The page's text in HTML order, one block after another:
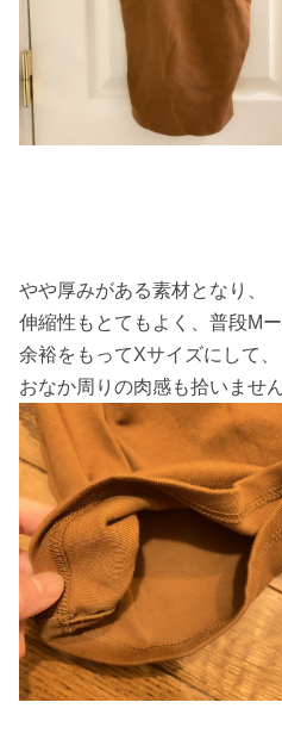
やや厚みがある素材となり、
伸縮性もとてもよく、普段M
余裕をもってXサイズにして、
おなか周りの肉感も拾いませ